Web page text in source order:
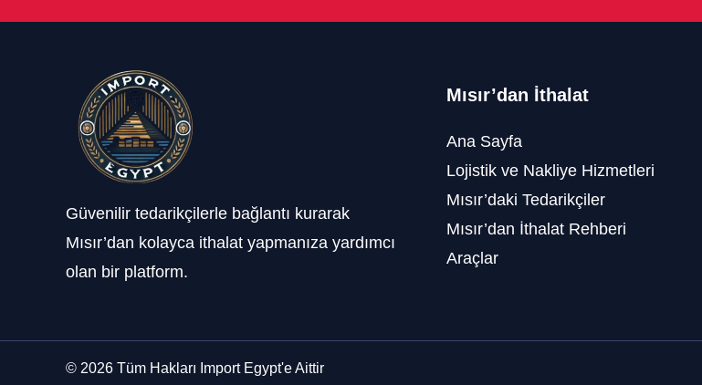
Güvenilir tedarikçilerle bağlantı kurarak
Mısır’dan kolayca ithalat yapmanıza yardımcı
olan bir platform.
Mısır’dan İthalat
Ana Sayfa
Lojistik ve Nakliye Hizmetleri
Mısır’daki Tedarikçiler
Mısır’dan İthalat Rehberi
Araçlar
© 2026 Tüm Hakları Import Egypt'e Aittir